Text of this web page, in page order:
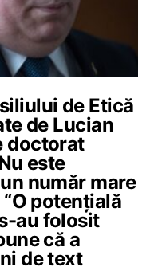
de Etică
de Lucian
doctorat
este
număr mare
potențială
au folosit
că a
de text